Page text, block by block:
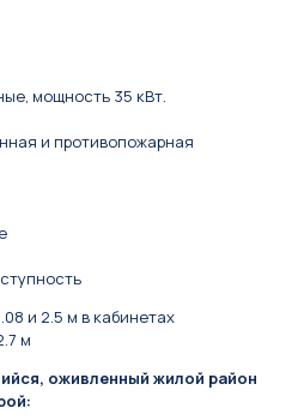
мощность 35 кВт.
и противопожарная
и 2.5 м в кабинетах
м
оживленный жилой район